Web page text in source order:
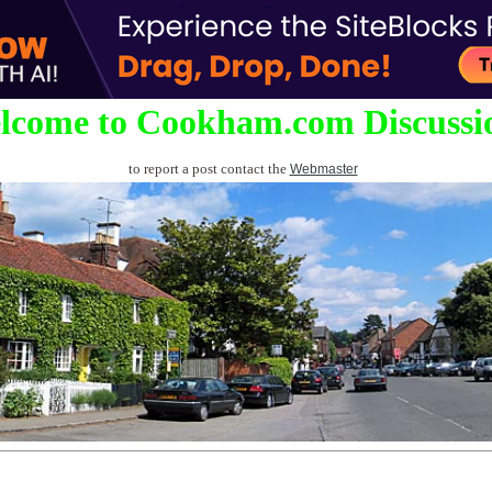
to Cookham.com
to report a post contact the Webmaster